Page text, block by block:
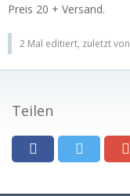
Preis 20 + Versand.
2 Mal editiert, zuletzt von
Teilen